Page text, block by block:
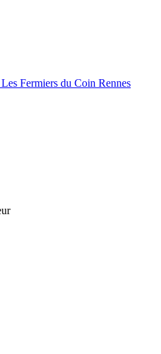
Les Fermiers du Coin Rennes